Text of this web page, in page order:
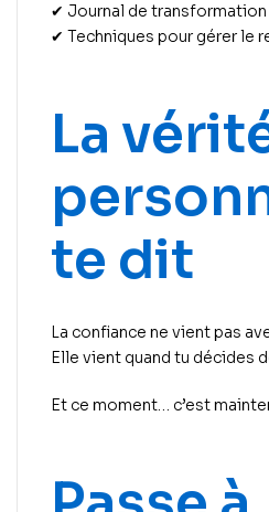
✔ Journal de
✔ Techniques pour gérer le
La
te dit
La confiance ne vient pas
Elle vient quand tu décides
Et ce moment… c’est